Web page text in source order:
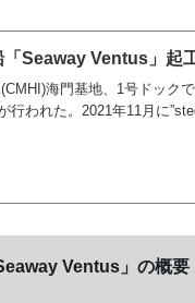
Seaway Ventus」起
海門基地、1号ドック
われた。2021年11月に
Ventus」の概要